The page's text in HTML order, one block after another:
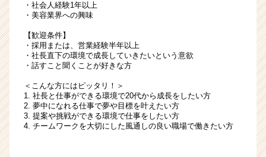
・社会人経験1年以上
・美容業界への興味
【歓迎条件】
・採用または、営業経験半年以上
・社長直下の環境で成長していきたいという意欲
・話すこと聞くことが好きな方
＜こんな方にはピッタリ！＞
1. 社長と仕事ができる環境で20代から成長をしたい方
2. 夢中になれる仕事で夢や目標を叶えたい方
3. 提案や挑戦ができる環境で仕事をしたい方
4. チームワークを大切にした風通しの良い職場で働きたい方